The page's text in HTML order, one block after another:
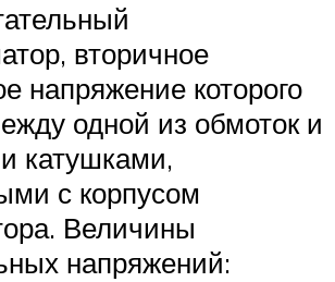
вторичное
напряжение которого
одной из обмоток и
катушками,
с корпусом
Величины
напряжений: